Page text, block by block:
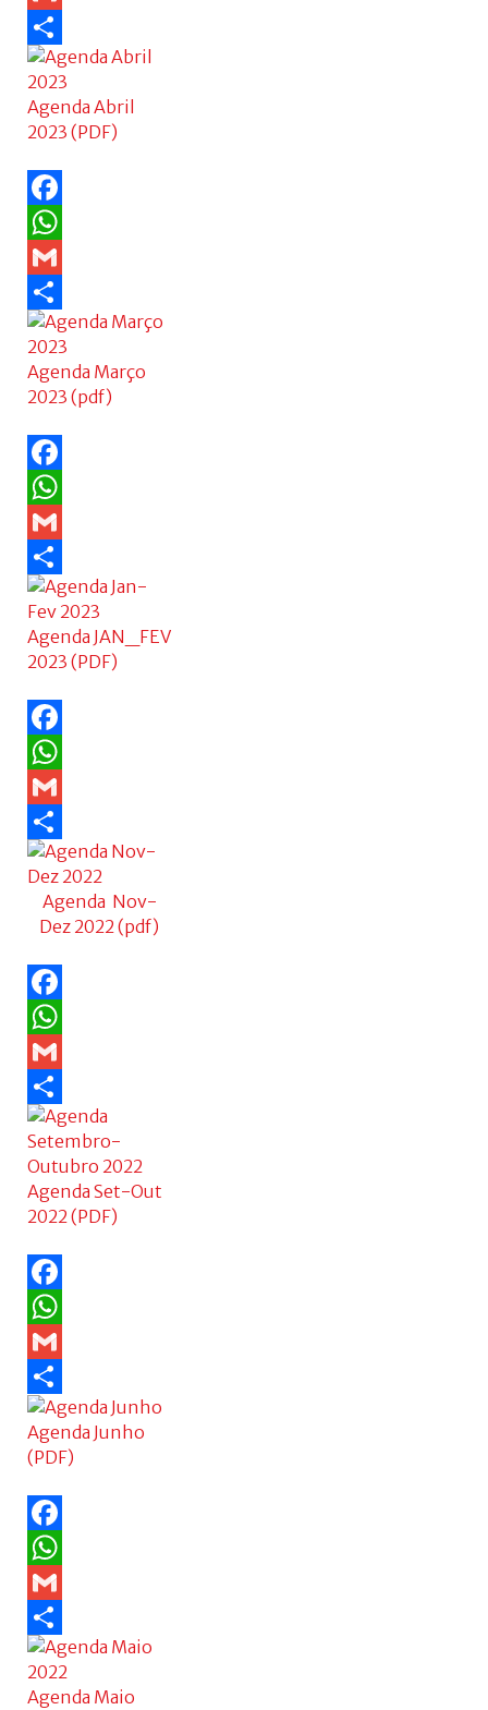
Gmail
Share
Agenda Abril
2023 (PDF)
Facebook
WhatsApp
Gmail
Share
Agenda Março
2023 (pdf)
Facebook
WhatsApp
Gmail
Share
Agenda JAN_FEV
2023 (PDF)
Facebook
WhatsApp
Gmail
Share
Agenda Nov-
Dez 2022 (pdf)
Facebook
WhatsApp
Gmail
Share
Agenda Set-Out
2022 (PDF)
Facebook
WhatsApp
Gmail
Share
Agenda Junho
(PDF)
Facebook
WhatsApp
Gmail
Share
Agenda Maio